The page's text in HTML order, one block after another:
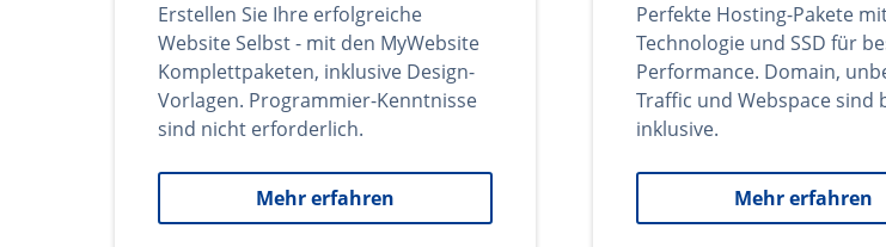
Erstellen Sie Ihre erfolgreiche
Website Selbst - mit den MyWebsite
Komplettpaketen, inklusive Design-
Vorlagen. Programmier-Kenntnisse
sind nicht erforderlich.
Mehr erfahren
Perfekte Hosting-Pakete
Technologie und SSD für
Performance. Domain,
Traffic und Webspace sind
inklusive.
Mehr erfahren